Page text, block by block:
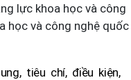
lực khoa học và công
học và công nghệ quốc
tiêu chí, điều kiện,